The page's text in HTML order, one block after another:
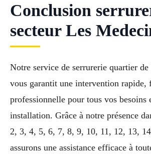
Conclusion
secteur Les
Notre service de serrurerie quartier
vous garantit une intervention rapide,
professionnelle pour tous vos besoins
installation. Grâce à notre présence
2, 3, 4, 5, 6, 7, 8, 9, 10, 11, 12, 13,
assurons une assistance efficace à